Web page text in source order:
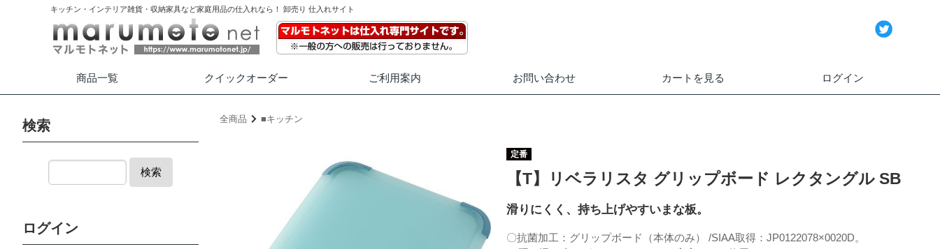
キッチン・インテリア雑貨・収納家具など家庭用品の仕入れなら！ 卸売り 仕入れサイト
商品一覧 クイックオーダー ご利用案内 お問い合わせ カートを見る ログイン
全商品 ■キッチン
定番
【T】リベラリスタ グリップボード レクタングル SB
滑りにくく、持ち上げやすいまな板。
〇抗菌加工：グリップボード（本体のみ） /SIAA取得：JP0122078×0020D。
検索
検索
ログイン